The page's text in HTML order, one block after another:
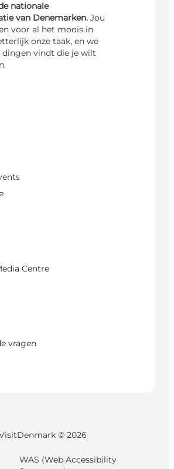
nationale
van Denemarken. Jou
voor al het moois in
onze taak, en we
dingen vindt die je wilt
Centre
vragen
© 2026
WAS (Web Accessibility